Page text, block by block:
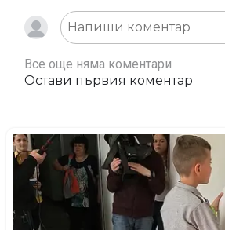
Все още няма коментари
Остави първия коментар